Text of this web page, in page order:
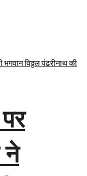
ने